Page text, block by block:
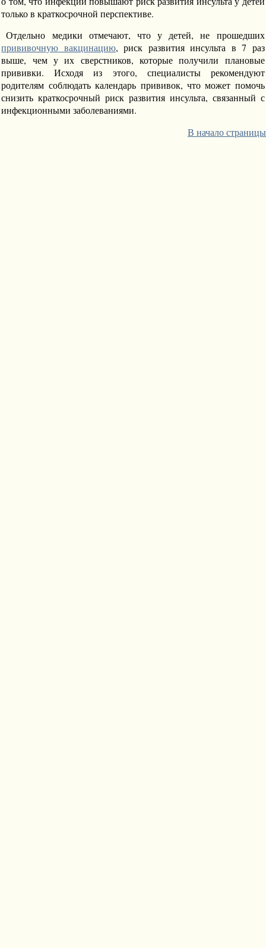
только в краткосрочной перспективе.
Отдельно медики отмечают, что у детей, не прошедших
прививочную вакцинацию, риск развития инсульта в 7 раз
выше, чем у их сверстников, которые получили плановые
прививки. Исходя из этого, специалисты рекомендуют
родителям соблюдать календарь прививок, что может помочь
снизить краткосрочный риск развития инсульта, связанный с
инфекционными заболеваниями.
В начало страницы